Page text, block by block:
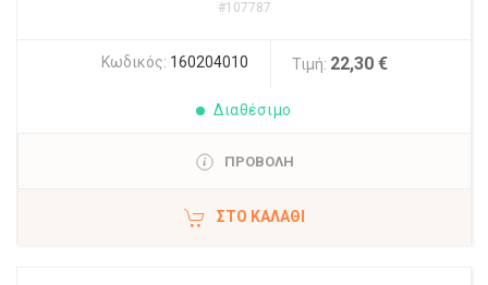
#107787
Κωδικός: 160204010 Τιμή: 22,30 €
Διαθέσιμο
ΠΡΟΒΟΛΗ
ΣΤΟ ΚΑΛΆΘΙ